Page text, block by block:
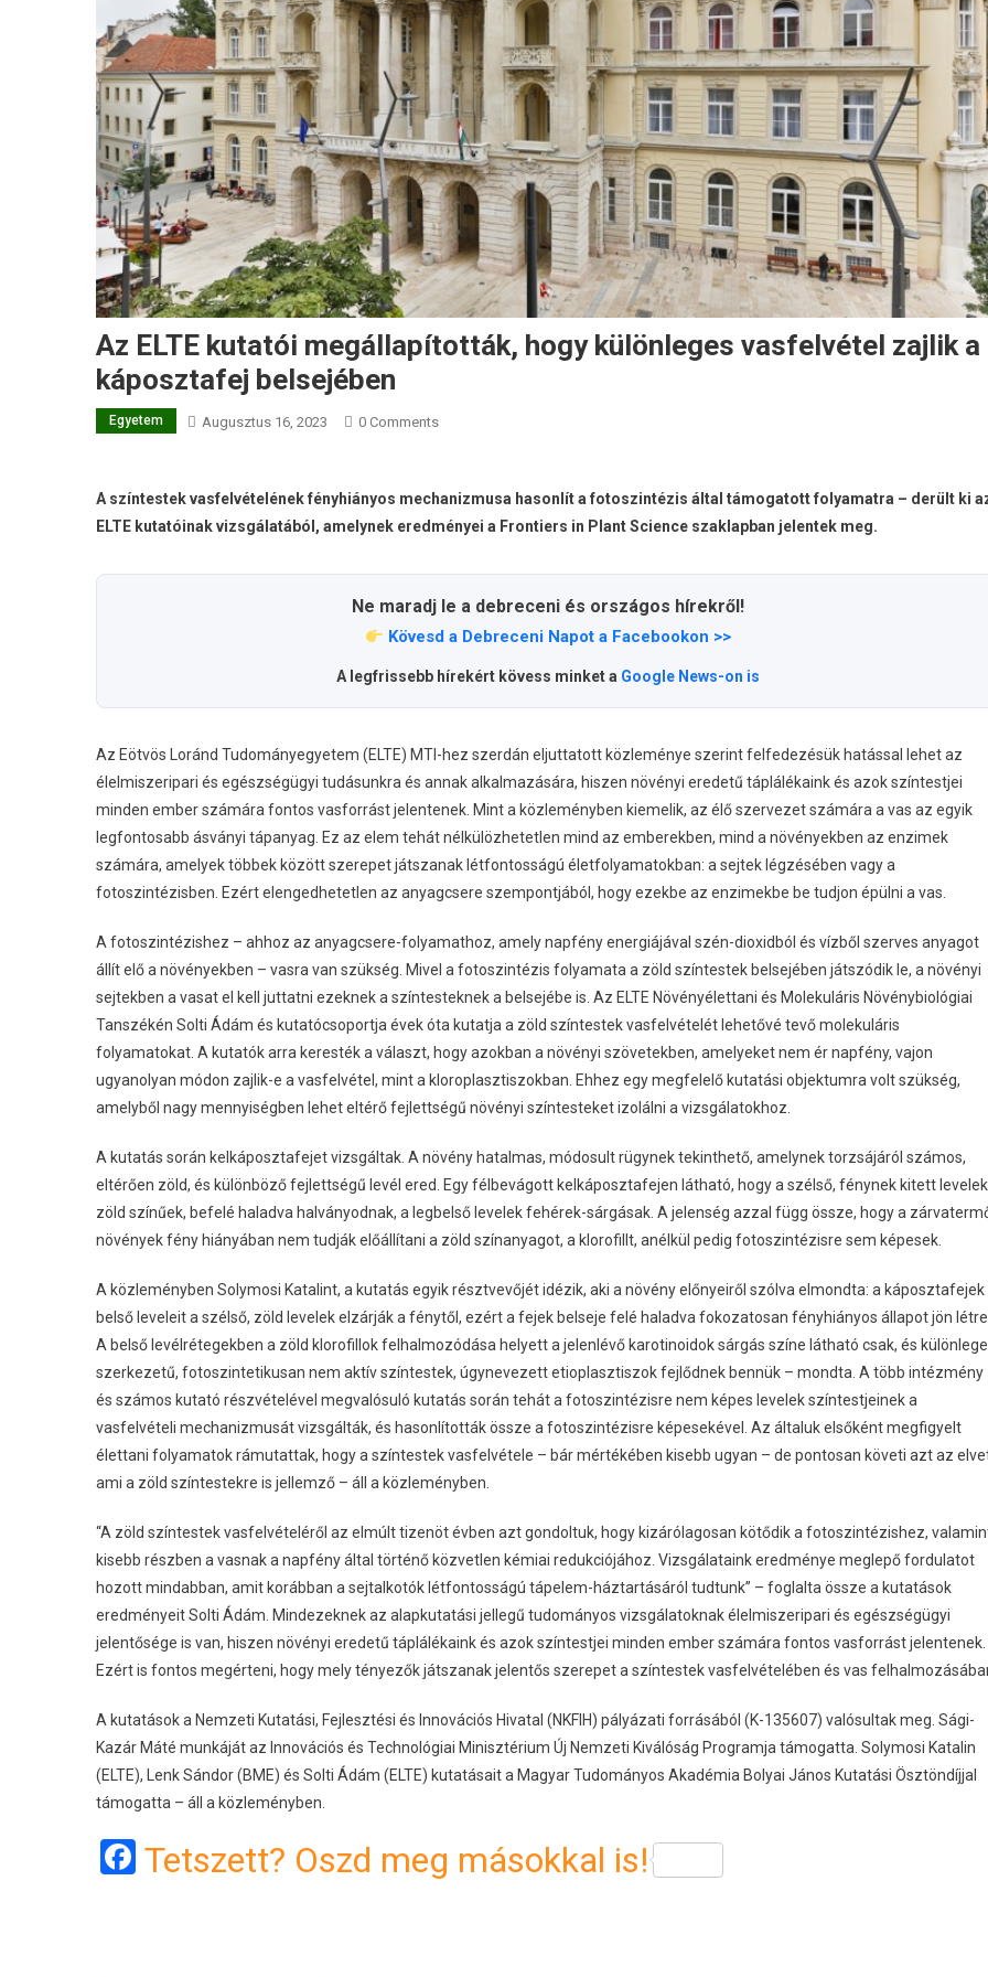
Az ELTE kutatói megállapították, hogy különleges vasfelvétel zajlik a
káposztafej belsejében
Egyetem Augusztus 16, 2023 0 Comments
A színtestek vasfelvételének fényhiányos mechanizmusa hasonlít a fotoszintézis által támogatott folyamatra – derült ki
ELTE kutatóinak vizsgálatából, amelynek eredményei a Frontiers in Plant Science szaklapban jelentek meg.
Ne maradj le a debreceni és országos hírekről!
Kövesd a Debreceni Napot a Facebookon >>
A legfrissebb hírekért kövess minket a Google News-on is
Az Eötvös Loránd Tudományegyetem (ELTE) MTI-hez szerdán eljuttatott közleménye szerint felfedezésük hatással lehet az
élelmiszeripari és egészségügyi tudásunkra és annak alkalmazására, hiszen növényi eredetű táplálékaink és azok színtestjei
minden ember számára fontos vasforrást jelentenek. Mint a közleményben kiemelik, az élő szervezet számára a vas az egyik
legfontosabb ásványi tápanyag. Ez az elem tehát nélkülözhetetlen mind az emberekben, mind a növényekben az enzimek
számára, amelyek többek között szerepet játszanak létfontosságú életfolyamatokban: a sejtek légzésében vagy a
fotoszintézisben. Ezért elengedhetetlen az anyagcsere szempontjából, hogy ezekbe az enzimekbe be tudjon épülni a vas.
A fotoszintézishez – ahhoz az anyagcsere-folyamathoz, amely napfény energiájával szén-dioxidból és vízből szerves anyagot
állít elő a növényekben – vasra van szükség. Mivel a fotoszintézis folyamata a zöld színtestek belsejében játszódik le, a növényi
sejtekben a vasat el kell juttatni ezeknek a színtesteknek a belsejébe is. Az ELTE Növényélettani és Molekuláris Növénybiológiai
Tanszékén Solti Ádám és kutatócsoportja évek óta kutatja a zöld színtestek vasfelvételét lehetővé tevő molekuláris
folyamatokat. A kutatók arra keresték a választ, hogy azokban a növényi szövetekben, amelyeket nem ér napfény, vajon
ugyanolyan módon zajlik-e a vasfelvétel, mint a kloroplasztiszokban. Ehhez egy megfelelő kutatási objektumra volt szükség,
amelyből nagy mennyiségben lehet eltérő fejlettségű növényi színtesteket izolálni a vizsgálatokhoz.
A kutatás során kelkáposztafejet vizsgáltak. A növény hatalmas, módosult rügynek tekinthető, amelynek torzsájáról számos,
eltérően zöld, és különböző fejlettségű levél ered. Egy félbevágott kelkáposztafejen látható, hogy a szélső, fénynek kitett levelek
zöld színűek, befelé haladva halványodnak, a legbelső levelek fehérek-sárgásak. A jelenség azzal függ össze, hogy a
növények fény hiányában nem tudják előállítani a zöld színanyagot, a klorofillt, anélkül pedig fotoszintézisre sem képesek.
A közleményben Solymosi Katalint, a kutatás egyik résztvevőjét idézik, aki a növény előnyeiről szólva elmondta: a káposztafejek
belső leveleit a szélső, zöld levelek elzárják a fénytől, ezért a fejek belseje felé haladva fokozatosan fényhiányos állapot jön
A belső levélrétegekben a zöld klorofillok felhalmozódása helyett a jelenlévő karotinoidok sárgás színe látható csak, és
szerkezetű, fotoszintetikusan nem aktív színtestek, úgynevezett etioplasztiszok fejlődnek bennük – mondta. A több intézmény
és számos kutató részvételével megvalósuló kutatás során tehát a fotoszintézisre nem képes levelek színtestjeinek a
vasfelvételi mechanizmusát vizsgálták, és hasonlították össze a fotoszintézisre képesekével. Az általuk elsőként megfigyelt
élettani folyamatok rámutattak, hogy a színtestek vasfelvétele – bár mértékében kisebb ugyan – de pontosan követi azt az
ami a zöld színtestekre is jellemző – áll a közleményben.
“A zöld színtestek vasfelvételéről az elmúlt tizenöt évben azt gondoltuk, hogy kizárólagosan kötődik a fotoszintézishez,
kisebb részben a vasnak a napfény által történő közvetlen kémiai redukciójához. Vizsgálataink eredménye meglepő fordulatot
hozott mindabban, amit korábban a sejtalkotók létfontosságú tápelem-háztartásáról tudtunk” – foglalta össze a kutatások
eredményeit Solti Ádám. Mindezeknek az alapkutatási jellegű tudományos vizsgálatoknak élelmiszeripari és egészségügyi
jelentősége is van, hiszen növényi eredetű táplálékaink és azok színtestjei minden ember számára fontos vasforrást jelentenek.
Ezért is fontos megérteni, hogy mely tényezők játszanak jelentős szerepet a színtestek vasfelvételében és vas
A kutatások a Nemzeti Kutatási, Fejlesztési és Innovációs Hivatal (NKFIH) pályázati forrásából (K-135607) valósultak meg. Sági-
Kazár Máté munkáját az Innovációs és Technológiai Minisztérium Új Nemzeti Kiválóság Programja támogatta. Solymosi Katalin
(ELTE), Lenk Sándor (BME) és Solti Ádám (ELTE) kutatásait a Magyar Tudományos Akadémia Bolyai János Kutatási Ösztöndíjjal
támogatta – áll a közleményben.
Facebook
Tetszett? Oszd meg másokkal is!